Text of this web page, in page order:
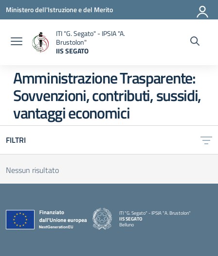
Vai ai contenuti
Vai al menu di navigazione
Vai al footer
Ministero dell'Istruzione e del Merito
ITI "G. Segato" - IPSIA "A.
Brustolon"
IIS SEGATO
Amministrazione Trasparente:
Sovvenzioni, contributi, sussidi,
vantaggi economici
FILTRI
Nessun risultato
ITI "G. Segato" - IPSIA "A. Brustolon"
IIS SEGATO
Belluno